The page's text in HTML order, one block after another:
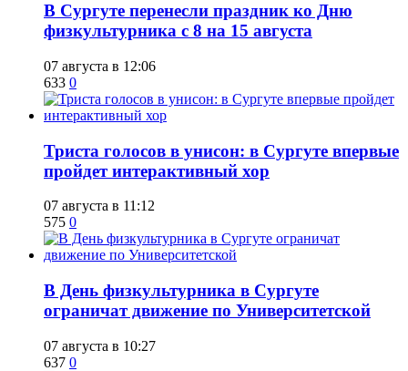
​В Сургуте перенесли праздник ко Дню
физкультурника с 8 на 15 августа
07 августа в 12:06
633 0
​Триста голосов в унисон: в Сургуте впервые
пройдет интерактивный хор
07 августа в 11:12
575 0
​В День физкультурника в Сургуте
ограничат движение по Университетской
07 августа в 10:27
637 0